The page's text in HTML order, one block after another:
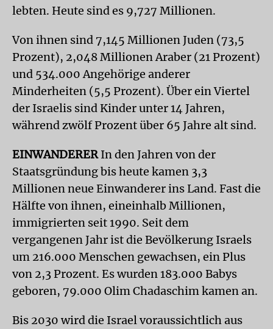
lebten. Heute sind es 9,727 Millionen.
Von ihnen sind 7,145 Millionen Juden (73,5
Prozent), 2,048 Millionen Araber (21 Prozent)
und 534.000 Angehörige anderer
Minderheiten (5,5 Prozent). Über ein Viertel
der Israelis sind Kinder unter 14 Jahren,
während zwölf Prozent über 65 Jahre alt sind.
EINWANDERERIn den Jahren von der
Staatsgründung bis heute kamen 3,3
Millionen neue Einwanderer ins Land. Fast die
Hälfte von ihnen, eineinhalb Millionen,
immigrierten seit 1990. Seit dem
vergangenen Jahr ist die Bevölkerung Israels
um 216.000 Menschen gewachsen, ein Plus
von 2,3 Prozent. Es wurden 183.000 Babys
geboren, 79.000 Olim Chadaschim kamen an.
Bis 2030 wird die Israel voraussichtlich aus